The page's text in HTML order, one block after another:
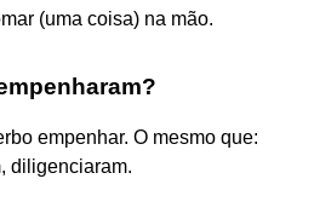
(uma coisa) na mão.
empenhar. O mesmo que:
diligenciaram.